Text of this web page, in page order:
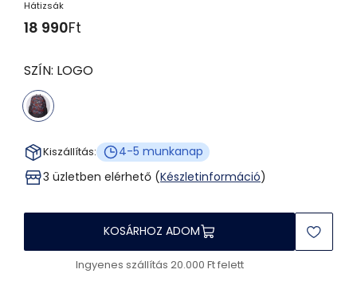
Hátizsák
18 990Ft
SZÍN: LOGO
Kiszállítás:
4-5 munkanap
3 üzletben elérhető (Készletinformáció)
KOSÁRHOZ ADOM
Ingyenes szállítás 20.000 Ft felett